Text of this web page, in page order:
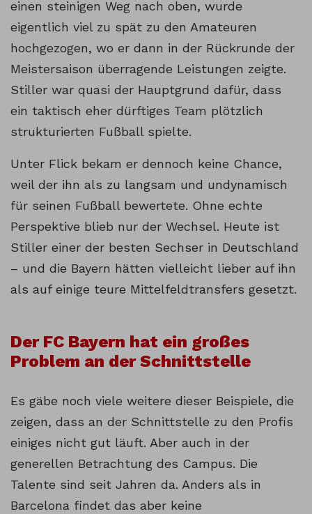
einen steinigen Weg nach oben, wurde
eigentlich viel zu spät zu den Amateuren
hochgezogen, wo er dann in der Rückrunde der
Meistersaison überragende Leistungen zeigte.
Stiller war quasi der Hauptgrund dafür, dass
ein taktisch eher dürftiges Team plötzlich
strukturierten Fußball spielte.
Unter Flick bekam er dennoch keine Chance,
weil der ihn als zu langsam und undynamisch
für seinen Fußball bewertete. Ohne echte
Perspektive blieb nur der Wechsel. Heute ist
Stiller einer der besten Sechser in Deutschland
– und die Bayern hätten vielleicht lieber auf ihn
als auf einige teure Mittelfeldtransfers gesetzt.
Der FC Bayern hat ein großes
Problem an der Schnittstelle
Es gäbe noch viele weitere dieser Beispiele, die
zeigen, dass an der Schnittstelle zu den Profis
einiges nicht gut läuft. Aber auch in der
generellen Betrachtung des Campus. Die
Talente sind seit Jahren da. Anders als in
Barcelona findet das aber keine